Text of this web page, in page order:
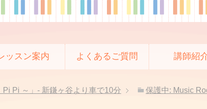
ッスン案内 よくあるご質問 講師紹
Pi ～」- 新鎌ヶ谷より車で10分
保護中: Music